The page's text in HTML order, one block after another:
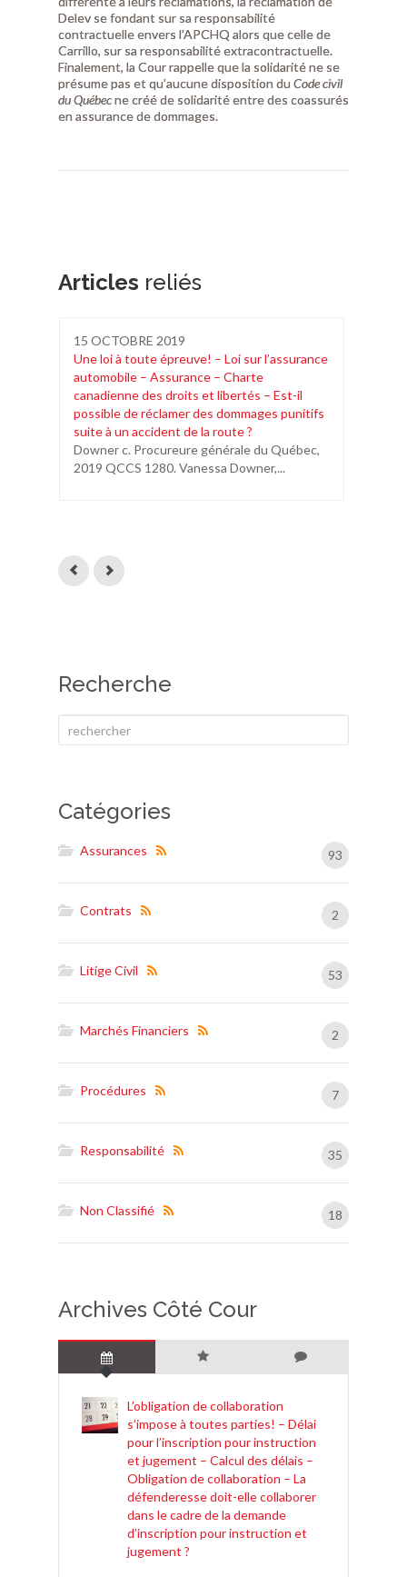
Delev se fondant sur sa responsabilité
contractuelle envers l’APCHQ alors que celle de
Carrillo, sur sa responsabilité extracontractuelle.
Finalement, la Cour rappelle que la solidarité ne se
présume pas et qu’aucune disposition du Code civil
du Québecne créé de solidarité entre des coassurés
en assurance de dommages.
Articles reliés
15 OCTOBRE 2019
Une loi à toute épreuve! – Loi sur l’assurance
automobile – Assurance – Charte
canadienne des droits et libertés – Est-il
possible de réclamer des dommages punitifs
suite à un accident de la route ?
Downer c. Procureure générale du Québec,
2019 QCCS 1280. Vanessa Downer,...
Recherche
Catégories
Assurances 93
Contrats 2
Litige Civil 53
Marchés Financiers 2
Procédures 7
Responsabilité 35
Non Classifié 18
Archives Côté Cour
L’obligation de collaboration
s’impose à toutes parties! – Délai
pour l’inscription pour instruction
et jugement – Calcul des délais –
Obligation de collaboration – La
défenderesse doit-elle collaborer
dans le cadre de la demande
d’inscription pour instruction et
jugement ?